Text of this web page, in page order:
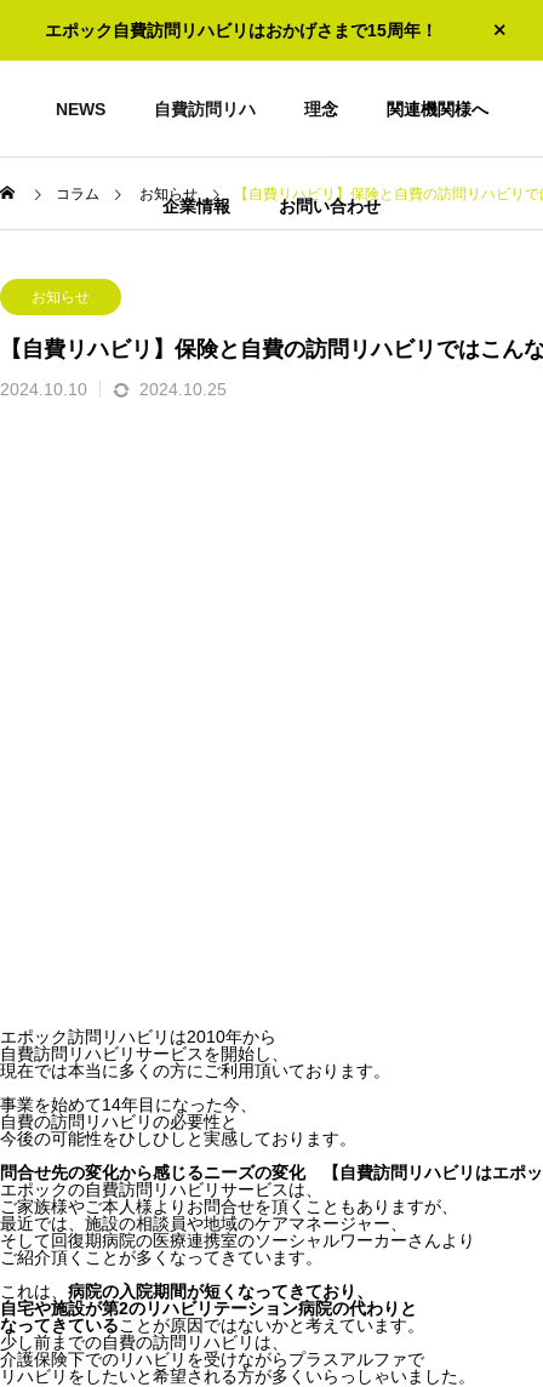
エポック自費訪問リハビリはおかげさまで15周年！
NEWS 自費訪問リハ 理念 関連機関様へ
企業情報 お問い合わせ
コラム お知らせ 【自費リハビリ】保険と自費の訪問リハビリ
お知らせ
【自費リハビリ】保険と自費の訪問リハビリではこん
2024.10.10 2024.10.25
エポック訪問リハビリは2010年から
自費訪問リハビリサービスを開始し、
現在では本当に多くの方にご利用頂いております。
事業を始めて14年目になった今、
自費の訪問リハビリの必要性と
今後の可能性をひしひしと実感しております。
問合せ先の変化から感じるニーズの変化 【自費訪問リハビリはエポ
エポックの自費訪問リハビリサービスは、
ご家族様やご本人様よりお問合せを頂くこともありますが、
最近では、施設の相談員や地域のケアマネージャー、
そして回復期病院の医療連携室のソーシャルワーカーさんより
ご紹介頂くことが多くなってきています。
これは、 病院の入院期間が短くなってきており、
自宅や施設が第2のリハビリテーション病院の代わりと
なってきていることが原因ではないかと考えています。
少し前までの自費の訪問リハビリは、
介護保険下でのリハビリを受けながらプラスアルファで
リハビリをしたいと希望される方が多くいらっしゃいました。